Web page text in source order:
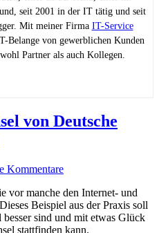
seit 2001 in der IT tätig und seit
Mit meiner Firma IT-Service
von gewerblichen Kunden
Partner als auch Kollegen.
von Deutsche
Kommentare
vor manche den Internet- und
Beispiel aus der Praxis soll
sind und mit etwas Glück
stattfinden kann.